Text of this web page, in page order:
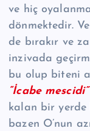
ve hiç
dönmektedir.
de bırakır ve
inzivada
bu olup biteni
“İcabe
kalan bir yerde
bazen O’nun